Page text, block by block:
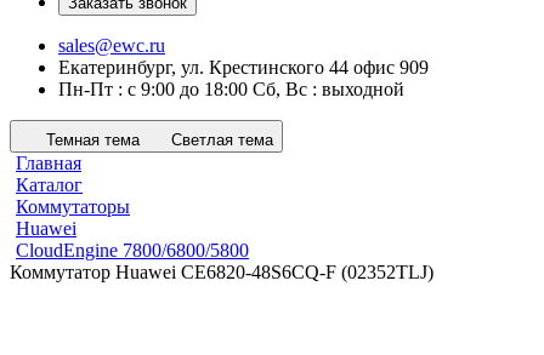
sales@ewc.ru
Екатеринбург, ул. Крестинского 44 офис 909
Пн-Пт : с 9:00 до 18:00 Сб, Вс : выходной
Темная тема Светлая тема
Главная
Каталог
Коммутаторы
Huawei
CloudEngine 7800/6800/5800
Коммутатор Huawei CE6820-48S6CQ-F (02352TLJ)